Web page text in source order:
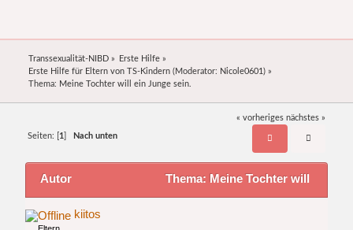
Transsexualität-NIBD» Erste Hilfe »
Erste Hilfe für Eltern von TS-Kindern(Moderator: Nicole0601 ) »
Thema: Meine Tochter will ein Junge sein.
« vorheriges nächstes »
Seiten: [ 1 Nach unten
Autor Thema: Meine Tochter will
ein Junge sein. (Gelesen 9770 mal)
kiitos
Eltern